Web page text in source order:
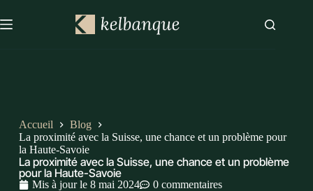
Accueil
Blog
La proximité avec la Suisse, une chance et un problème pour
la Haute-Savoie
La proximité avec la Suisse, une chance et un problème
pour la Haute-Savoie
Mis à jour le 8 mai 2024 0 commentaires